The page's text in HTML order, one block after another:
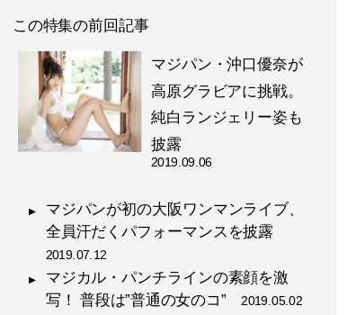
この特集の前回記事
マジパン・沖口優奈が
高原グラビアに挑戦。
純白ランジェリー姿も
披露
2019.09.06
マジパンが初の大阪ワンマンライブ、
全員汗だくパフォーマンスを披露
2019.07.12
マジカル・パンチラインの素顔を激
写！ 普段は”普通の女のコ” 2019.05.02